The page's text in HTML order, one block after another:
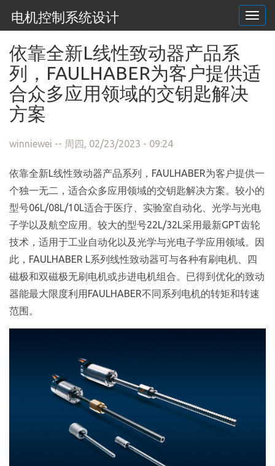
电机控制系统设计
依靠全新L线性致动器产品系
列，FAULHABER为客户提供适
合众多应用领域的交钥匙解决
方案
winniewei -- 周四, 02/23/2023 - 09:24
依靠全新L线性致动器产品系列，FAULHABER为客户提供一
个独一无二，适合众多应用领域的交钥匙解决方案。较小的
型号06L/08L/10L适合于医疗、实验室自动化、光学与光电
子学以及航空应用。较大的型号22L/32L采用最新GPT齿轮
技术，适用于工业自动化以及光学与光电子学应用领域。因
此，FAULHABER L系列线性致动器可与各种有刷电机、四
磁极和双磁极无刷电机或步进电机组合。已得到优化的致动
器能最大限度利用FAULHABER不同系列电机的转矩和转速
范围。